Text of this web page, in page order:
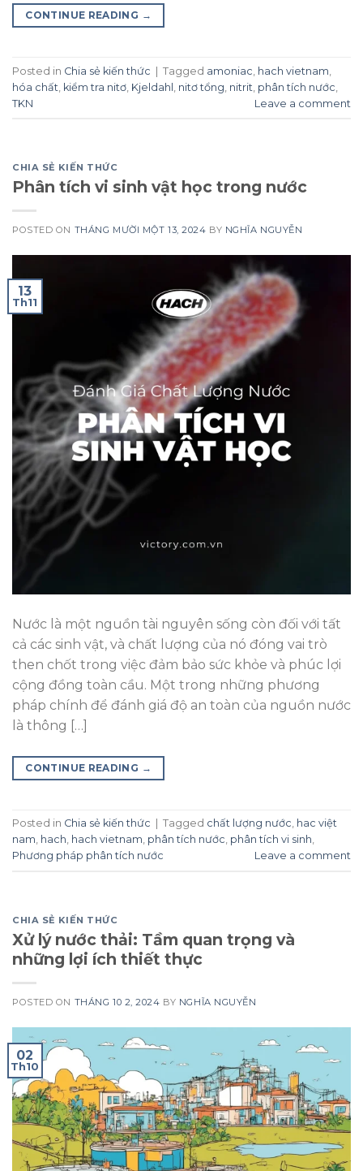
CONTINUE READING →
Posted in Chia sẻ kiến thức Tagged amoniac hach vietnam
hóa chất kiểm tra nitơ Kjeldahl nitơ tổng nitrit phân tích nước
TKN
Leave a comment
CHIA SẺ KIẾN THỨC
Phân tích vi sinh vật học trong nước
POSTED ON THÁNG MƯỜI MỘT 13, 2024 BY NGHĨA NGUYỄN
13
Th11
Nước là một nguồn tài nguyên sống còn đối với tất
cả các sinh vật, và chất lượng của nó đóng vai trò
then chốt trong việc đảm bảo sức khỏe và phúc lợi
cộng đồng toàn cầu. Một trong những phương
pháp chính để đánh giá độ an toàn của nguồn nước
là thông […]
CONTINUE READING →
Posted in Chia sẻ kiến thức Tagged chất lượng nước, hac việt
nam, hach, hach vietnam, phân tích nước, phân tích vi sinh,
Phương pháp phân tích nước
Leave a comment
CHIA SẺ KIẾN THỨC
Xử lý nước thải: Tầm quan trọng và
những lợi ích thiết thực
POSTED ON THÁNG 10 2, 2024 BY NGHĨA NGUYỄN
02
Th10